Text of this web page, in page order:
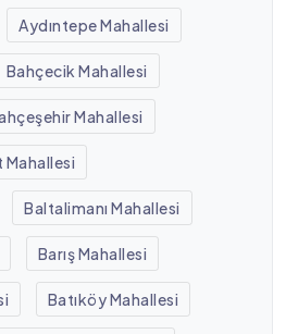
Aydıntepe Mahallesi
Bahçecik Mahallesi
Mahallesi
Mahallesi
Baltalimanı Mahallesi
Barış Mahallesi
Batıköy Mahallesi